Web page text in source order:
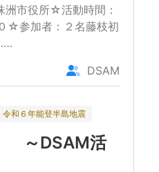
市役所☆活動時間：
☆参加者：２名藤枝初
DSAM
令和６年能登半島地震
～DSAM活